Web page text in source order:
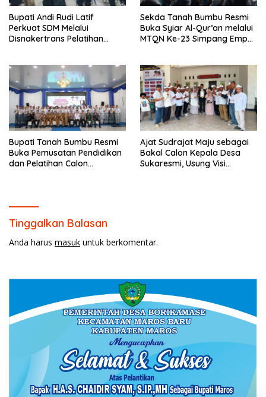
Bupati Andi Rudi Latif
Perkuat SDM Melalui
Disnakertrans Pelatihan
Sekda Tanah Bumbu Resmi
Buka Syiar Al-Qur’an melalui
MTQN Ke-23 Simpang Empat
Bupati Tanah Bumbu Resmi
Buka Pemusatan Pendidikan
dan Pelatihan Calon
Ajat Sudrajat Maju sebagai
Bakal Calon Kepala Desa
Sukaresmi, Usung Visi
Tinggalkan Balasan
Anda harus masuk untuk berkomentar.